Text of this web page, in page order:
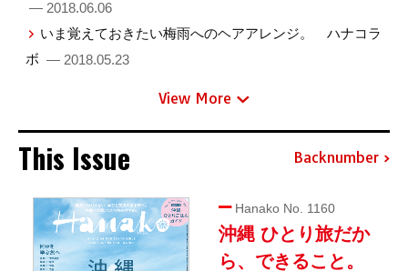
— 2018.06.06
いま覚えておきたい梅雨へのヘアアレンジ。 ハナコラ
ボ — 2018.05.23
View More
This Issue Backnumber
Hanako No. 1160
沖縄 ひとり旅だか
ら、できること。